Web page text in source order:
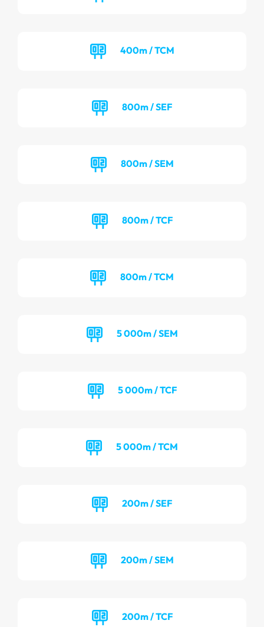
400m / TCM
800m / SEF
800m / SEM
800m / TCF
800m / TCM
5 000m / SEM
5 000m / TCF
5 000m / TCM
200m / SEF
200m / SEM
200m / TCF